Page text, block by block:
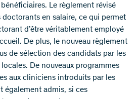
Le règlement révisé
en salaire, ce qui permet
d’être véritablement employé
De plus, le nouveau règlement
de sélection des candidats par les
De nouveaux programmes
aux cliniciens introduits par les
également admis, si ces